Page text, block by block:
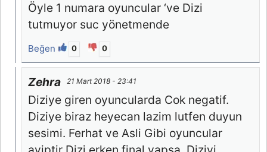
Öyle 1 numara oyuncular ‘ve Dizi
tutmuyor suc yönetmende
Beğen 0 0
Zehra 21 Mart 2018 - 23:41
Diziye giren oyuncularda Cok negatif.
Diziye biraz heyecan lazim lutfen duyun
sesimi. Ferhat ve Asli Gibi oyuncular